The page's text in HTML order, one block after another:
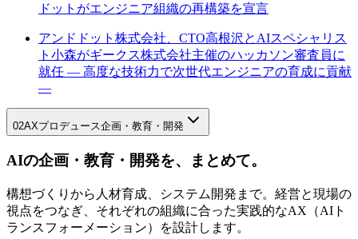
ドットがエンジニア組織の再構築を宣言
アンドドット株式会社、CTO高根沢とAIスペシャリス
ト小森がギークス株式会社主催のハッカソン審査員に
就任 — 高度な技術力で次世代エンジニアの育成に貢献
—
02AXプロデュース企画・教育・開発
AIの企画・教育・開発を、まとめて。
構想づくりから人材育成、システム開発まで。経営と現場の
視点をつなぎ、それぞれの組織に合った実践的なAX（AIト
ランスフォーメーション）を設計します。